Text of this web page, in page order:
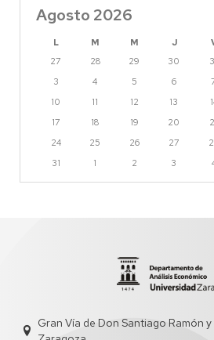
Agosto 2026
L M M J
27
28 29 30
3
4 5 6
10
11 12 13
17
18 19 20
24
25 26 27
31
1 2 3
Gran Vía de Don Santiago Ramón